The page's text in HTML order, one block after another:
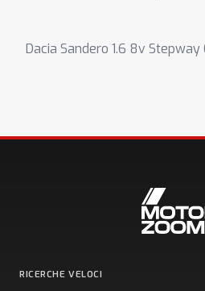
Dacia Sandero 1.6 8v
RICERCHE VELOCI